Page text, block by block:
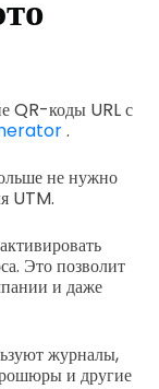
QR-коды URL с
.
не нужно
UTM.
Это позволит
и даже
журналы,
и другие